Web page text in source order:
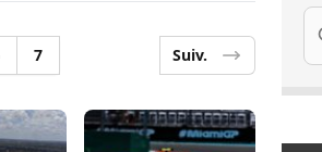
7 Suiv.